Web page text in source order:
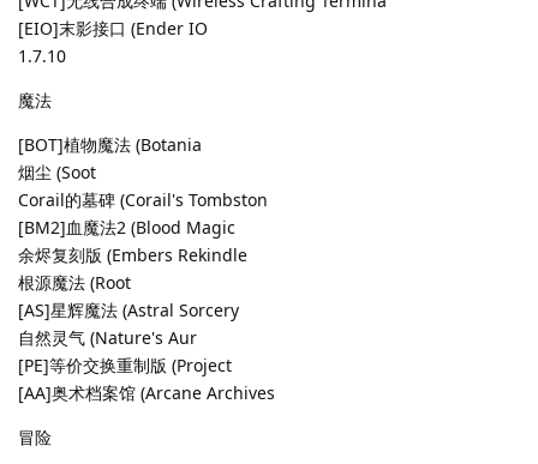
[EIO]末影接口 (Ender IO
1.7.10
魔法
[BOT]植物魔法 (Botania
烟尘 (Soot
Corail的墓碑 (Corail's Tombston
[BM2]血魔法2 (Blood Magic
余烬复刻版 (Embers Rekindle
根源魔法 (Root
[AS]星辉魔法 (Astral Sorcery
自然灵气 (Nature's Aur
[PE]等价交换重制版 (Project
[AA]奥术档案馆 (Arcane Archives
冒险